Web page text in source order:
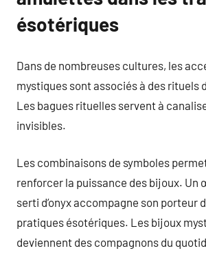
ésotériques
Dans de nombreuses cultures, les
mystiques sont associés à des rituels
Les bagues rituelles servent à
invisibles.
Les combinaisons de symboles
renforcer la puissance des bijoux.
serti d’onyx accompagne son porteur
pratiques ésotériques. Les bijoux
deviennent des compagnons du